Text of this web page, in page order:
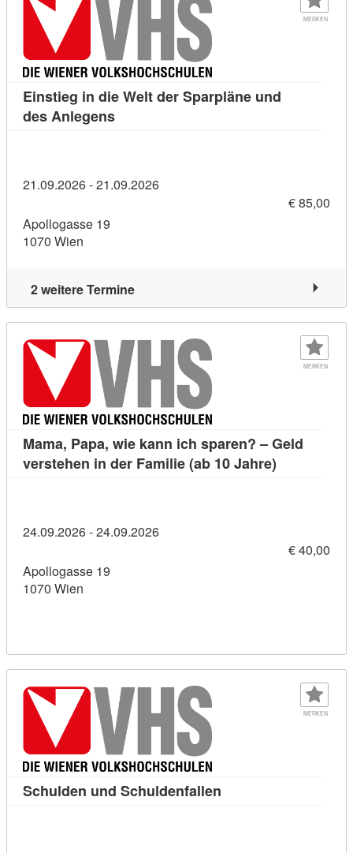
MERKEN
Einstieg in die Welt der Sparpläne und
des AnlegensKursdetail: Einstieg in die Welt der
21.09.2026 - 21.09.2026
€ 85,00
Apollogasse 19
1070 Wien
2 weitere Termine
MERKEN
Mama, Papa, wie kann ich sparen? – Geld
verstehen in der Familie (ab 10 Jahre)
24.09.2026 - 24.09.2026
€ 40,00
Apollogasse 19
1070 Wien
MERKEN
Schulden und Schuldenfallen